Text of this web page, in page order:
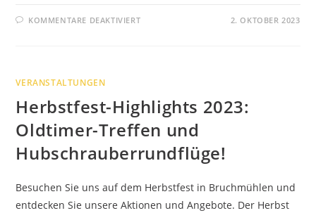
KOMMENTARE DEAKTIVIERTFÜR 2. OKTOBER 2023
VERANSTALTUNGEN
Herbstfest-Highlights 2023:
Oldtimer-Treffen und
Hubschrauberrundflüge!
Besuchen Sie uns auf dem Herbstfest in Bruchmühlen und
entdecken Sie unsere Aktionen und Angebote. Der Herbst